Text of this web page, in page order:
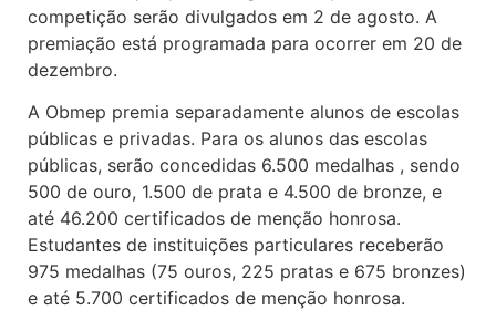
competição serão divulgados em 2 de agosto. A
premiação está programada para ocorrer em 20 de
dezembro.
A Obmep premia separadamente alunos de escolas
públicas e privadas. Para os alunos das escolas
públicas, serão concedidas 6.500 medalhas , sendo
500 de ouro, 1.500 de prata e 4.500 de bronze, e
até 46.200 certificados de menção honrosa.
Estudantes de instituições particulares receberão
975 medalhas (75 ouros, 225 pratas e 675 bronzes)
e até 5.700 certificados de menção honrosa.